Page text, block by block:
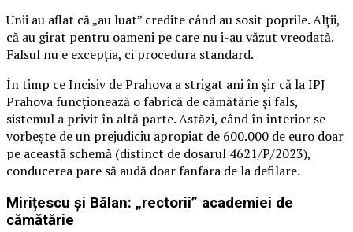
Unii au aflat că „au luat” credite când au sosit poprile. Alții,
că au girat pentru oameni pe care nu i-au văzut vreodată.
Falsul nu e excepția, ci procedura standard.
În timp ce Incisiv de Prahova a strigat ani în șir că la IPJ
Prahova funcționează o fabrică de cămătărie și fals,
sistemul a privit în altă parte. Astăzi, când în interior se
vorbește de un prejudiciu apropiat de 600.000 de euro doar
pe această schemă (distinct de dosarul 4621/P/2023),
conducerea pare să audă doar fanfara de la defilare.
Mirițescu și Bălan: „rectorii” academiei de
cămătărie